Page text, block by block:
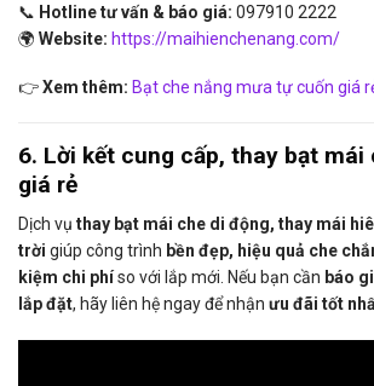
📞 Hotline tư vấn & báo giá: 097910 2222
🌍 Website: https://maihienchenang.com/
👉Xem thêm: Bạt che nắng mưa tự cuốn giá
6. Lời kết cung cấp, thay bạt mái
giá rẻ
Dịch vụ thay bạt mái che di động, thay mái
trời giúp công trình bền đẹp, hiệu quả che
kiệm chi phíso với lắp mới. Nếu bạn cần báo
lắp đặt, hãy liên hệ ngay để nhận ưu đãi tốt